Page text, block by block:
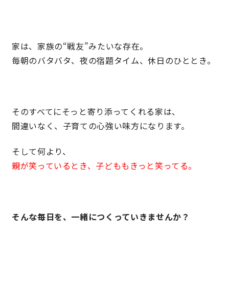
家は、家族の“戦友”みたいな存在。
毎朝のバタバタ、夜の宿題タイム、休日のひととき。
そのすべてにそっと寄り添ってくれる家は、
間違いなく、子育ての心強い味方になります。
そして何より、
親が笑っているとき、子どももきっと笑ってる。
そんな毎日を、一緒につくっていきませんか？